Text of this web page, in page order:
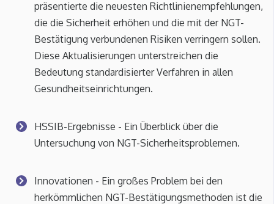
präsentierte die neuesten Richtlinienempfehlungen,
die die Sicherheit erhöhen und die mit der NGT-
Bestätigung verbundenen Risiken verringern sollen.
Diese Aktualisierungen unterstreichen die
Bedeutung standardisierter Verfahren in allen
Gesundheitseinrichtungen.
HSSIB-Ergebnisse - Ein Überblick über die
Untersuchung von NGT-Sicherheitsproblemen.
Innovationen - Ein großes Problem bei den
herkömmlichen NGT-Bestätigungsmethoden ist die